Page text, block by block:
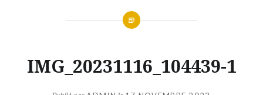
IMG_20231116_104439-1